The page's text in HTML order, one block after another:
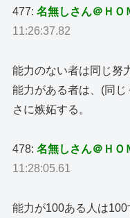
477:名無しさん＠ＨＯ
11:26:37.82
能力のない者は同じ努
能力がある者は、(同
さに嫉妬する。
478:名無しさん＠ＨＯ
11:28:05.61
能力が100ある人は